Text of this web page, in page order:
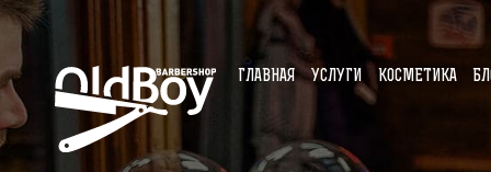
ГЛАВНАЯ УСЛУГИ КОСМЕТИКА